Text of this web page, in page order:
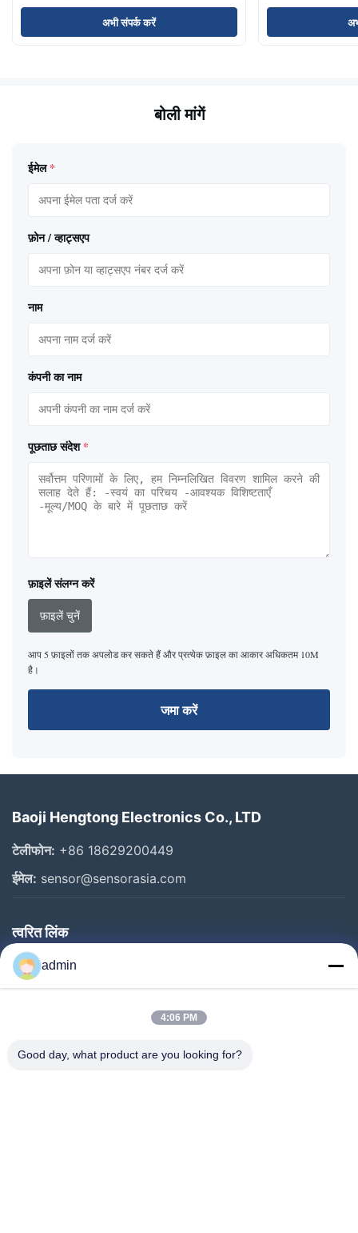
अभी संपर्क करें
बोली मांगें
ईमेल *
फ़ोन / व्हाट्सएप
नाम
कंपनी का नाम
पूछताछ संदेश *
फ़ाइलें संलग्न करें
फ़ाइलें चुनें
आप 5 फ़ाइलों तक अपलोड कर सकते हैं और प्रत्येक फ़ाइल का आकार अधिकतम 10M
है।
जमा करें
Baoji Hengtong Electronics Co., LTD
टेलीफोन: +86 18629200449
ईमेल: sensor@sensorasia.com
त्वरित लिंक
घर
उत्पादों
हमारे बारे में
admin
4:06 PM
Good day, what product are you looking for?